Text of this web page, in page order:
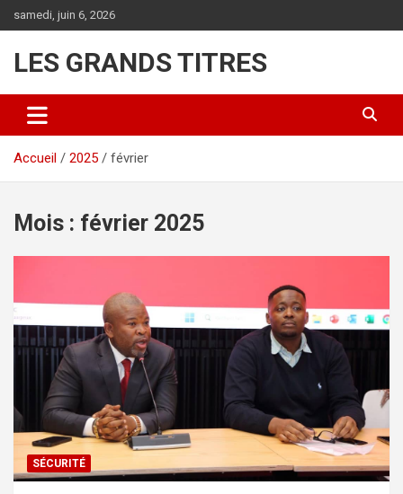
au
samedi, juin 6, 2026
LES GRANDS TITRES
Accueil 2025 février
Mois : février 2025
SÉCURITÉ